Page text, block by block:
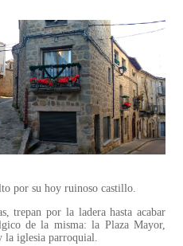
por su hoy ruinoso castillo.
trepan por la ladera hasta acabar
de la misma: la Plaza Mayor,
la iglesia parroquial.